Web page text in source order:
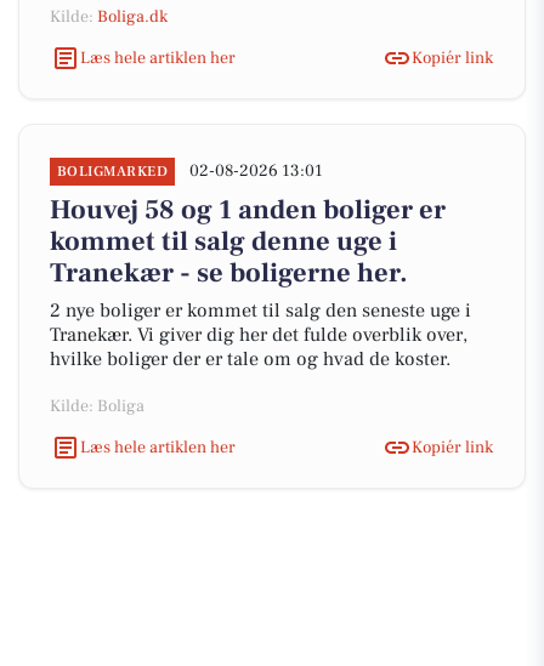
Kilde: Boliga.dk
Læs hele artiklen her
Kopiér link
BOLIGMARKED 02-08-2026 13:01
Houvej 58 og 1 anden boliger er
kommet til salg denne uge i
Tranekær - se boligerne her.
2 nye boliger er kommet til salg den seneste uge i
Tranekær. Vi giver dig her det fulde overblik over,
hvilke boliger der er tale om og hvad de koster.
Kilde: Boliga
Læs hele artiklen her
Kopiér link